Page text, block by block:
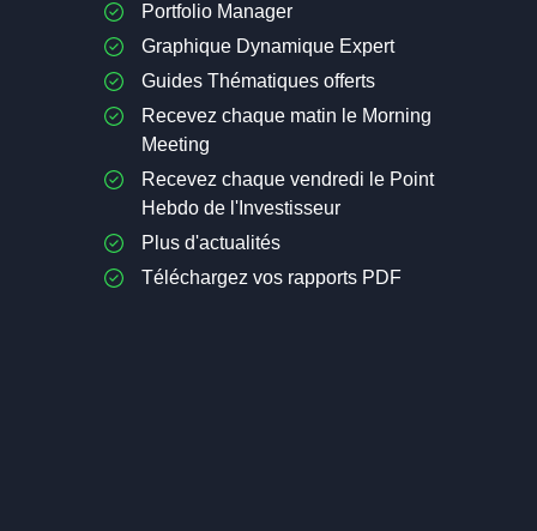
Portfolio Manager
Graphique Dynamique Expert
Guides Thématiques offerts
Recevez chaque matin le Morning
Meeting
Recevez chaque vendredi le Point
Hebdo de l'Investisseur
Plus d'actualités
Téléchargez vos rapports PDF